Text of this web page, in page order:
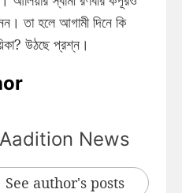
তা হলে আগামী দিনে কি
উঠছে প্রশ্ন।
Aadition News
See author's posts